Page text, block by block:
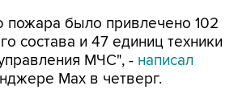
пожара было привлечено 102
состава и 47 единиц техники
МЧС", - написал
Мах в четверг.